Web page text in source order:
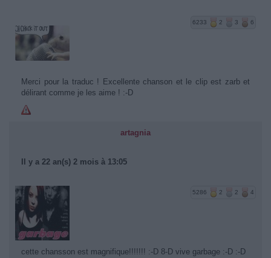
6233 2 3 6
Merci pour la traduc ! Excellente chanson et le clip est zarb et
délirant comme je les aime ! :-D
artagnia
Il y a 22 an(s) 2 mois à 13:05
5286 2 2 4
cette chansson est magnifique!!!!!!! :-D 8-D vive garbage :-D :-D